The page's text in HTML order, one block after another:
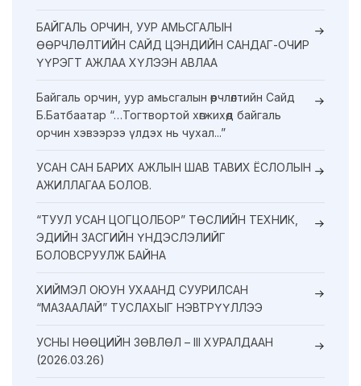
БАЙГАЛЬ ОРЧИН, УУР АМЬСГАЛЫН
ӨӨРЧЛӨЛТИЙН САЙД ЦЭНДИЙН САНДАГ-ОЧИР
ҮҮРЭГТ АЖЛАА ХҮЛЭЭН АВЛАА
Байгаль орчин, уур амьсгалын өөрчлөлтийн Сайд
Б.Батбаатар “…Тогтвортой хөгжихөд байгаль
орчин хэвээрээ үлдэх нь чухал...”
УСАН САН БАРИХ АЖЛЫН ШАВ ТАВИХ ЁСЛОЛЫН
АЖИЛЛАГАА БОЛОВ.
“ТУУЛ УСАН ЦОГЦОЛБОР” ТӨСЛИЙН ТЕХНИК,
ЭДИЙН ЗАСГИЙН ҮНДЭСЛЭЛИЙГ
БОЛОВСРУУЛЖ БАЙНА
ХИЙМЭЛ ОЮУН УХААНД СУУРИЛСАН
“МАЗААЛАЙ” ТУСЛАХЫГ НЭВТРҮҮЛЛЭЭ
УСНЫ НӨӨЦИЙН ЗӨВЛӨЛ – III ХУРАЛДААН
(2026.03.26)